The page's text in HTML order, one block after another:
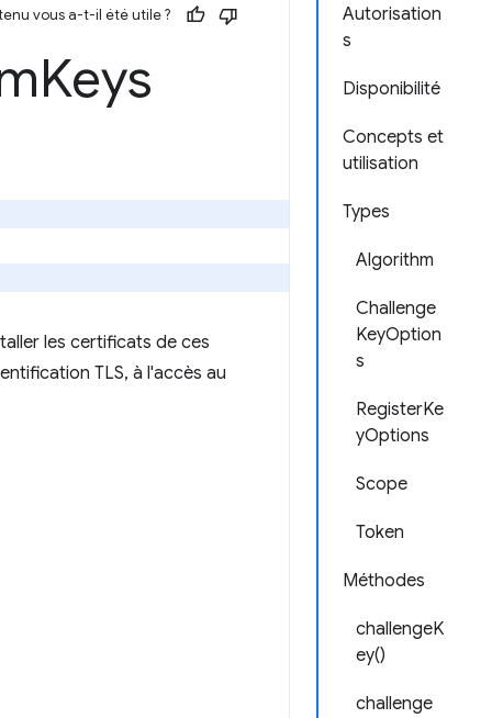
Autorisation
s
Disponibilité
Concepts et
utilisation
Types
Algorithm
Challenge
KeyOption
s
RegisterKe
yOptions
Scope
Token
Méthodes
challengeK
ey()
challenge
vous a-t-il été utile ?
Keys
les certificats de ces
TLS, à l'accès au